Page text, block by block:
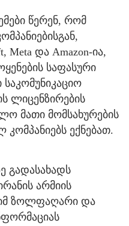
წერენ, რომ
Meta და Amazon-ია,
საფასური
ლიცენზირების
მათი მომსახურების
ექნებათ.
გადასახადს
არმიის
ზოლფაღარი და